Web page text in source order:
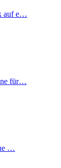
auf e…
für…
…